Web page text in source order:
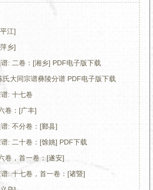
江]
乡]
: 二卷：[湘乡] PDF电子版下载
氏大同宗谱彝陵分谱 PDF电子版下载
: 十七卷
卷：[广丰]
: 不分卷：[鄞县]
: 二十卷：[馀姚] PDF下载
卷，首一卷：[遂安]
: 十七卷，首一卷：[诸暨]